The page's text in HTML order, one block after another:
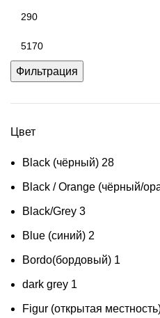
Фильтрация
Цвет
Black (чёрный) 28
Black / Orange (чёрный/
Black/Grey 3
Blue (синий) 2
Bordo(бордовый) 1
dark grey 1
Figur (открытая